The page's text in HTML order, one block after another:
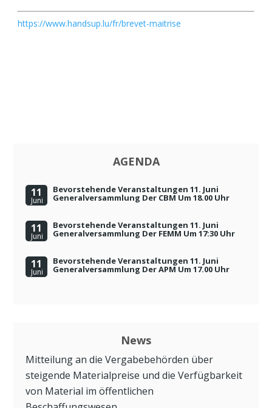
https://www.handsup.lu/fr/brevet-maitrise
AGENDA
11
Juni
Bevorstehende Veranstaltungen 11. Juni
Generalversammlung Der CBM Um 18.00 Uhr
11
Juni
Bevorstehende Veranstaltungen 11. Juni
Generalversammlung Der FEMM Um 17:30 Uhr
11
Juni
Bevorstehende Veranstaltungen 11. Juni
Generalversammlung Der APM Um 17.00 Uhr
News
Mitteilung an die Vergabebehörden über
steigende Materialpreise und die Verfügbarkeit
von Material im öffentlichen